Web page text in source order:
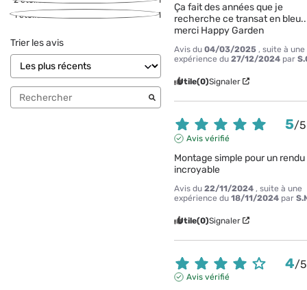
1étoile 1
Trier les avis
Ça fait des années que je
recherche ce transat en bleu..
merci Happy Garden
Avis du04/03/2025 , suite à une
expérience du27/12/2024 par
Utile(0)Signaler
5/5
Avis vérifié
Montage simple pour un rendu
incroyable
Avis du22/11/2024 , suite à une
expérience du18/11/2024 par
Utile(0)Signaler
4/5
Avis vérifié